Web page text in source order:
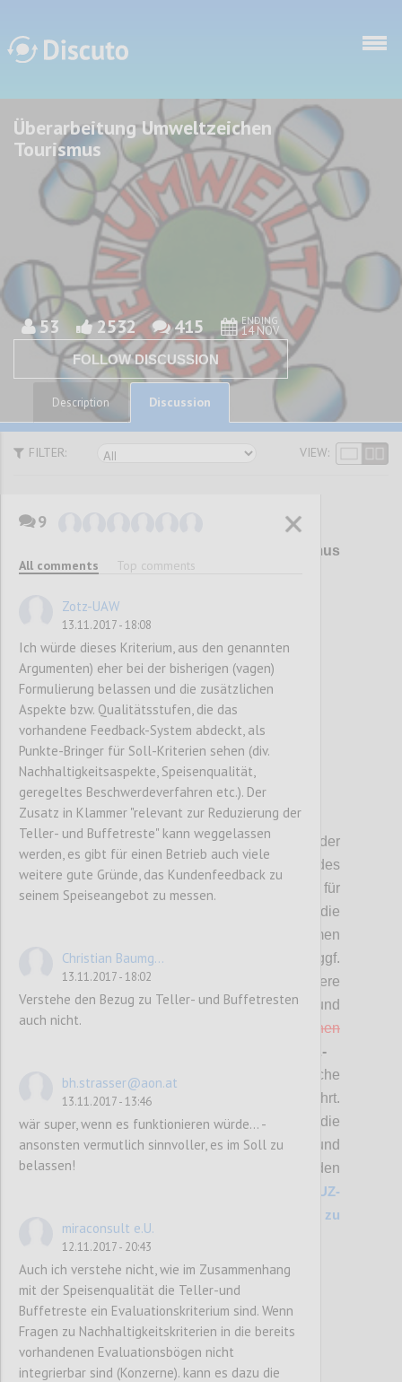
Discuto
Discuto
Überarbeitung Umweltzeichen
Tourismus
53 2532 415 ENDING
14 NOV
FOLLOW DISCUSSION
Description Discussion
FILTER: VIEW:
Überarbeitung Umweltzeichen Tourismus
und Freizeitwirtschaft (UZ 200)
P2
Hier stehen dieVorschlägebzgl. der
überarbeiteten
des
Österreichischen Umweltzeichens für
Bitte die
Änderungsvorschläge bewerten (mit „Daumen
hoch“ bzw. „Daumen runter“) und diese ggf.
auch kommentieren sowie allfällige weitere
Punkte einbringen. Änderungen und
Streichungen sind
rot durchgestrichen
SOLL-
Kriterien
sind nur neue Kriterien
, wesentliche
Änderungen sowie Streichungen angeführt.
Alle Änderungen in diesem Bereich sowie die
Anforderungen für die Beurteilung und
Prüfung und die
detaillierte Zuordnung zu den
UZ-
200 Kriterienvergleich Vers. 6.1 (2014) zu
Entwurf (2017)
9
All comments Top comments
Zotz-UAW
13.11.2017 - 18:08
Ich würde dieses Kriterium, aus den genannten
Argumenten) eher bei der bisherigen (vagen)
Formulierung belassen und die zusätzlichen
Aspekte bzw. Qualitätsstufen, die das
vorhandene Feedback-System abdeckt, als
Punkte-Bringer für Soll-Kriterien sehen (div.
Nachhaltigkeitsaspekte, Speisenqualität,
geregeltes Beschwerdeverfahren etc.). Der
Zusatz in Klammer "relevant zur Reduzierung der
Teller- und Buffetreste" kann weggelassen
werden, es gibt für einen Betrieb auch viele
weitere gute Gründe, das Kundenfeedback zu
seinem Speiseangebot zu messen.
Christian Baumg...
13.11.2017 - 18:02
Verstehe den Bezug zu Teller- und Buffetresten
auch nicht.
bh.strasser@aon.at
13.11.2017 - 13:46
wär super, wenn es funktionieren würde... -
ansonsten vermutlich sinnvoller, es im Soll zu
belassen!
miraconsult e.U.
12.11.2017 - 20:43
Auch ich verstehe nicht, wie im Zusammenhang
mit der Speisenqualität die Teller-und
Buffetreste ein Evaluationskriterium sind. Wenn
Fragen zu Nachhaltigkeitskriterien in die bereits
vorhandenen Evaluationsbögen nicht
integrierbar sind (Konzerne). kann es dazu die